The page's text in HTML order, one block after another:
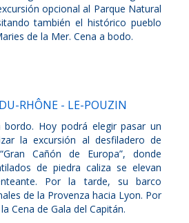
opcional al Parque Natural
también el histórico pueblo
de la Mer. Cena a bodo.
RHÔNE - LE-POUZIN
bordo. Hoy podrá elegir pasar un
la excursión al desfiladero de
Cañón de Europa”, donde
de piedra caliza se elevan
Por la tarde, su barco
de la Provenza hacia Lyon. Por
Cena de Gala del Capitán.